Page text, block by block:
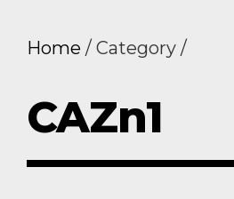
Home Category
CAZn1